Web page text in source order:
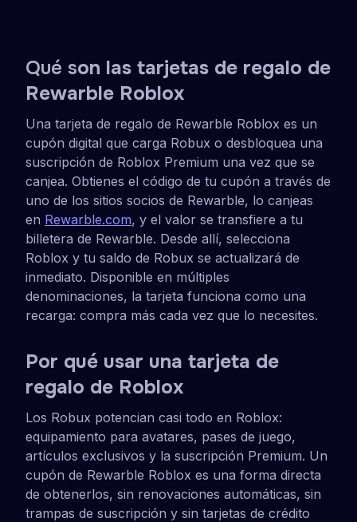
Qué son las tarjetas de regalo de
Rewarble Roblox
Una tarjeta de regalo de Rewarble Roblox es un
cupón digital que carga Robux o desbloquea una
suscripción de Roblox Premium una vez que se
canjea. Obtienes el código de tu cupón a través de
uno de los sitios socios de Rewarble, lo canjeas
en Rewarble.com, y el valor se transfiere a tu
billetera de Rewarble. Desde allí, selecciona
Roblox y tu saldo de Robux se actualizará de
inmediato. Disponible en múltiples
denominaciones, la tarjeta funciona como una
recarga: compra más cada vez que lo necesites.
Por qué usar una tarjeta de
regalo de Roblox
Los Robux potencian casi todo en Roblox:
equipamiento para avatares, pases de juego,
artículos exclusivos y la suscripción Premium. Un
cupón de Rewarble Roblox es una forma directa
de obtenerlos, sin renovaciones automáticas, sin
trampas de suscripción y sin tarjetas de crédito